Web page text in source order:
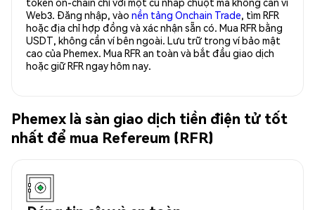
Web3. Đăng nhập, vào nền tảng Onchain Trade, tìm RFR
hoặc địa chỉ hợp đồng và xác nhận sẵn có. Mua RFR bằng
USDT, không cần ví bên ngoài. Lưu trữ trong ví bảo mật
cao của Phemex. Mua RFR an toàn và bắt đầu giao dịch
hoặc giữ RFR ngay hôm nay.
Phemex là sàn giao dịch tiền điện tử tốt
nhất để mua Refereum (RFR)